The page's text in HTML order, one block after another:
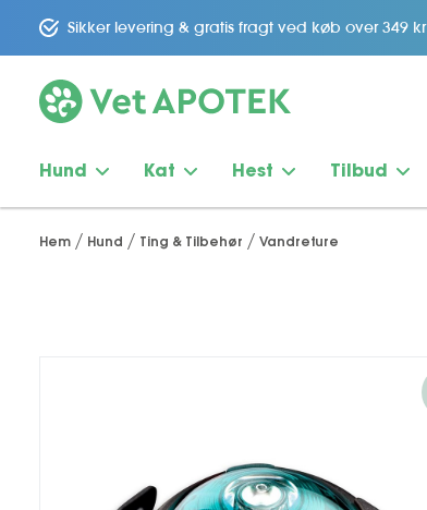
Sikker levering & gratis fragt ved køb over 349 kr
Hund Kat Hest Tilbud
Hem Hund Ting & Tilbehør Vandreture